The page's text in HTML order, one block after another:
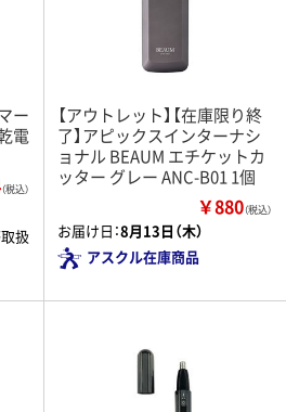
ー
電
（税込）
扱
【アウトレット】【在庫限り終
了】アピックスインターナシ
ョナル BEAUM エチケットカ
ッター グレー ANC-B01 1個
￥880（税込）
お届け日：8月13日（木）
アスクル在庫商品